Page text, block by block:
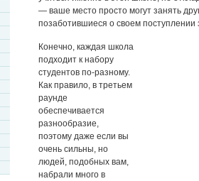
— ваше место просто могут занять
позаботившиеся о своем поступлении
Конечно, каждая школа
подходит к набору
студентов по-разному.
Как правило, в третьем
раунде
обеспечивается
разнообразие,
поэтому даже если вы
очень сильны, но
людей, подобных вам,
набрали много в